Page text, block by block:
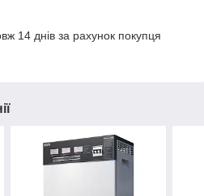
14 днів за рахунок покупця